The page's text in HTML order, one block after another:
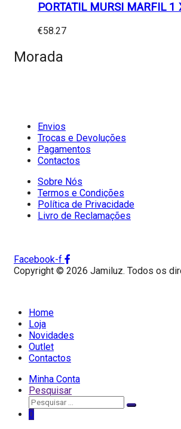
PORTATIL MURSI MARFIL
€58.27
Morada
Envios
Trocas e Devoluções
Pagamentos
Contactos
Sobre Nós
Termos e Condições
Política de Privacidade
Livro de Reclamações
Facebook-f
Copyright © 2026 Jamiluz. Todos os
Home
Loja
Novidades
Outlet
Contactos
Minha Conta
Pesquisar
Pesquisar
por:
0